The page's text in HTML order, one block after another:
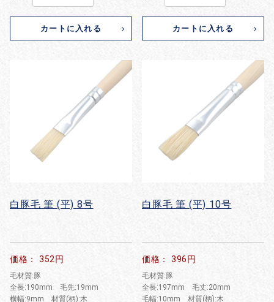
カートに入れる カートに入れる
白豚毛 筆 (平) 8号
価格： 352円
毛材質:豚
全長:190mm 毛先:19mm
横幅:9mm 材質(柄):木
白豚毛 筆 (平) 10号
価格： 396円
毛材質:豚
全長:197mm 毛丈:20mm
毛幅:10mm 材質(柄):木